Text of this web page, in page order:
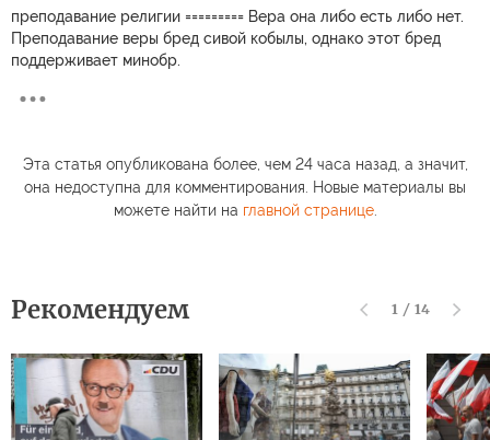
преподавание религии ========= Вера она либо есть либо нет.
Преподавание веры бред сивой кобылы, однако этот бред
поддерживает минобр.
Эта статья опубликована более, чем 24 часа назад, а значит,
она недоступна для комментирования. Новые материалы вы
можете найти на главной странице.
Рекомендуем 1 / 14